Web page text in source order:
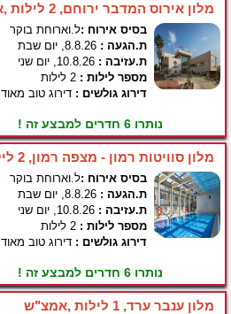
מלון אירוס המדבר ירוחם, 2 לילות ,אמצ"ש
בסיס אירוח :ל.וארוחת בוקר
ת.הגעה :
ת.עזיבה :
מספר לילות :
דירוג גולשים : דירוג טוב מאוד
נותרו 6 חדרים למבצע זה !
מלון סוויטות רמון - מצפה רמון, 2 לילות ,אמצ"ש
בסיס אירוח :ל.וארוחת בוקר
ת.הגעה :
ת.עזיבה :
מספר לילות :
דירוג גולשים : דירוג טוב מאוד
נותרו 6 חדרים למבצע זה !
מלון ענבר ערד, 1 לילות ,אמצ"ש